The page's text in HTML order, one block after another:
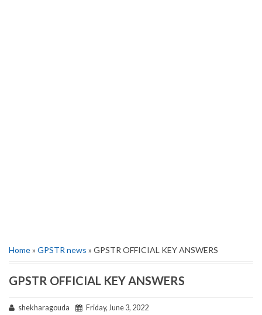
Home» GPSTR news » GPSTR OFFICIAL KEY ANSWERS
GPSTR OFFICIAL KEY ANSWERS
shekharagouda Friday, June 3, 2022